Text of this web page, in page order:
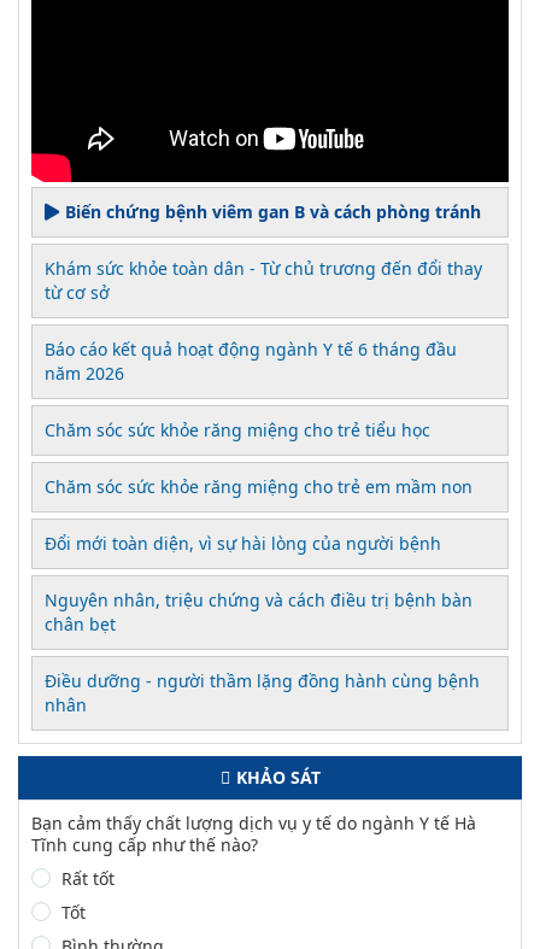
Biến chứng bệnh viêm gan B và cách phòng tránh
Khám sức khỏe toàn dân - Từ chủ trương đến đổi thay
từ cơ sở
Báo cáo kết quả hoạt động ngành Y tế 6 tháng đầu
năm 2026
Chăm sóc sức khỏe răng miệng cho trẻ tiểu học
Chăm sóc sức khỏe răng miệng cho trẻ em mầm non
Đổi mới toàn diện, vì sự hài lòng của người bệnh
Nguyên nhân, triệu chứng và cách điều trị bệnh bàn
chân bẹt
Điều dưỡng - người thầm lặng đồng hành cùng bệnh
nhân
KHẢO SÁT
Bạn cảm thấy chất lượng dịch vụ y tế do ngành Y tế Hà
Tĩnh cung cấp như thế nào?
Rất tốt
Tốt